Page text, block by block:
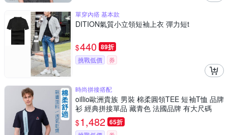
單穿內搭 基本款
DITION氣質小立領短袖上衣 彈力短t
$440 89折
挑戰低價 券
時尚拼接搭配
oillio歐洲貴族 男裝 棉柔圓領TEE 短袖T恤 品牌
衫 經典拼接單品 藏青色 法國品牌 有大尺碼
$1,482 65折